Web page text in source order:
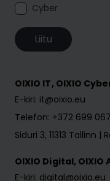
Cyber
Liitu
OIXIO IT, OIXIO
E-kiri: it@oixio.eu
Telefon: +372 699
Siduri 3, 11313 Tallinn |
OIXIO Digital, OIXIO
E-kiri: digital@oixio.eu